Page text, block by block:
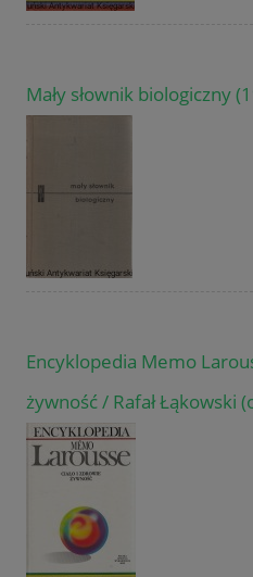
Mały słownik biologiczny
Encyklopedia Memo
żywność / Rafał Łąkowski